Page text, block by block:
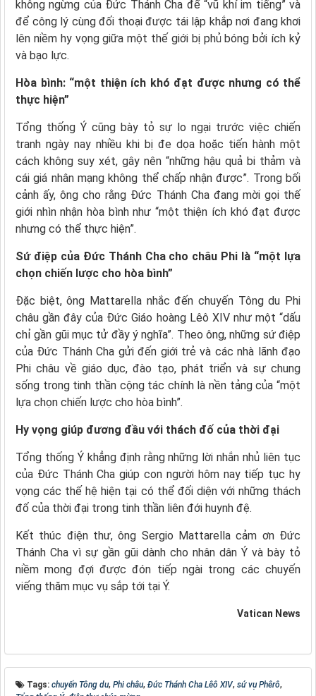
không ngừng của Đức Thánh Cha để “vũ khí im tiếng” và
để công lý cùng đối thoại được tái lập khắp nơi đang khơi
lên niềm hy vọng giữa một thế giới bị phủ bóng bởi ích kỷ
và bạo lực.
Hòa bình: “một thiện ích khó đạt được nhưng có thể
thực hiện”
Tổng thống Ý cũng bày tỏ sự lo ngại trước việc chiến
tranh ngày nay nhiều khi bị đe dọa hoặc tiến hành một
cách không suy xét, gây nên “những hậu quả bi thảm và
cái giá nhân mạng không thể chấp nhận được”. Trong bối
cảnh ấy, ông cho rằng Đức Thánh Cha đang mời gọi thế
giới nhìn nhận hòa bình như “một thiện ích khó đạt được
nhưng có thể thực hiện”.
Sứ điệp của Đức Thánh Cha cho châu Phi là “một lựa
chọn chiến lược cho hòa bình”
Đặc biệt, ông Mattarella nhắc đến chuyến Tông du Phi
châu gần đây của Đức Giáo hoàng Lêô XIV như một “dấu
chỉ gần gũi mục tử đầy ý nghĩa”. Theo ông, những sứ điệp
của Đức Thánh Cha gửi đến giới trẻ và các nhà lãnh đạo
Phi châu về giáo dục, đào tạo, phát triển và sự chung
sống trong tinh thần cộng tác chính là nền tảng của “một
lựa chọn chiến lược cho hòa bình”.
Hy vọng giúp đương đầu với thách đố của thời đại
Tổng thống Ý khẳng định rằng những lời nhắn nhủ liên tục
của Đức Thánh Cha giúp con người hôm nay tiếp tục hy
vọng các thế hệ hiện tại có thể đối diện với những thách
đố của thời đại trong tinh thần liên đới huynh đệ.
Kết thúc điện thư, ông Sergio Mattarella cảm ơn Đức
Thánh Cha vì sự gần gũi dành cho nhân dân Ý và bày tỏ
niềm mong đợi được đón tiếp ngài trong các chuyến
viếng thăm mục vụ sắp tới tại Ý.
Vatican News
Tags: chuyến Tông du, Phi châu, Đức Thánh Cha Lêô XIV, sứ vụ Phêrô,